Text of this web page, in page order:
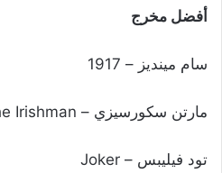
أفضل مخرج
سام مينديز – 1917
مارتن سكورسيزي – The Irishman
تود فيليبس – Joker